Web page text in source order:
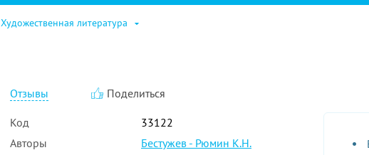
Художественная литература
Отзывы Поделиться
Код
33122
Авторы
Бестужев - Рюмин К.Н.